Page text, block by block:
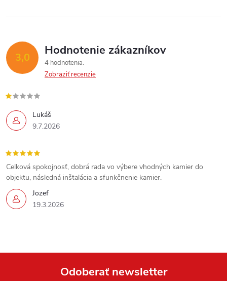
3,0 Hodnotenie zákazníkov
4 hodnotenia
Zobraziť recenzie
Lukáš
9.7.2026
Jozef
19.3.2026
Celková spokojnosť, dobrá rada vo výbere vhodných kamier do
objektu, následná inštalácia a sfunkčnenie kamier.
Odoberať newsletter
Send
Powered by chaterimo